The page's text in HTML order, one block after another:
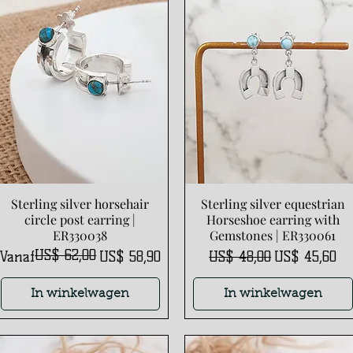
Snel overzicht
Sterling silver horsehair
circle post earring |
ER330038
Vanaf prijs
US$ 62,00 US$ 58,90
In winkelwagen
Snel overzicht
Sterling silver equestrian
Horseshoe earring with
Gemstones | ER330061
Normale prijs
US$ 48,00 Verkoopprijs
US$ 45,60
In winkelwagen